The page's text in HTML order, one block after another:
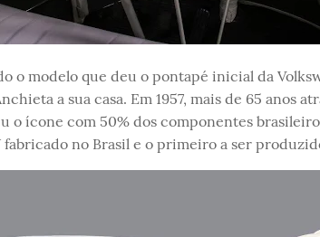
o modelo que deu o pontapé inicial da
a sua casa. Em 1957, mais de 65 anos
o ícone com 50% dos componentes
fabricado no Brasil e o primeiro a ser